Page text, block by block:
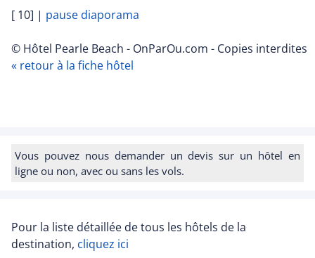
[ 10] | pause diaporama
© Hôtel Pearle Beach - OnParOu.com - Copies interdites
« retour à la fiche hôtel
Vous pouvez nous demander un devis sur un hôtel en
ligne ou non, avec ou sans les vols.
Pour la liste détaillée de tous les hôtels de la
destination, cliquez ici